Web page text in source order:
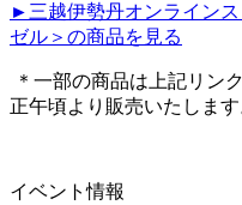
►三越伊勢丹オンライン
ゼル＞の商品を見る
＊一部の商品は上記リン
正午頃より販売いたします
イベント情報